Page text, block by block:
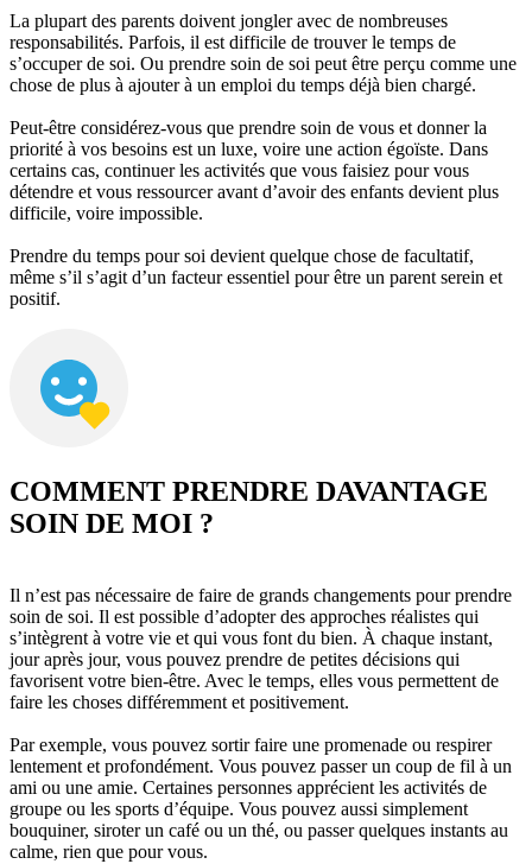
La plupart des parents doivent jongler avec de nombreuses
responsabilités. Parfois, il est difficile de trouver le temps de
s’occuper de soi. Ou prendre soin de soi peut être perçu comme une
chose de plus à ajouter à un emploi du temps déjà bien chargé.
Peut-être considérez-vous que prendre soin de vous et donner la
priorité à vos besoins est un luxe, voire une action égoïste. Dans
certains cas, continuer les activités que vous faisiez pour vous
détendre et vous ressourcer avant d’avoir des enfants devient plus
difficile, voire impossible.
Prendre du temps pour soi devient quelque chose de facultatif,
même s’il s’agit d’un facteur essentiel pour être un parent serein et
positif.
COMMENT PRENDRE DAVANTAGE
SOIN DE MOI ?
Il n’est pas nécessaire de faire de grands changements pour prendre
soin de soi. Il est possible d’adopter des approches réalistes qui
s’intègrent à votre vie et qui vous font du bien. À chaque instant,
jour après jour, vous pouvez prendre de petites décisions qui
favorisent votre bien-être. Avec le temps, elles vous permettent de
faire les choses différemment et positivement.
Par exemple, vous pouvez sortir faire une promenade ou respirer
lentement et profondément. Vous pouvez passer un coup de fil à un
ami ou une amie. Certaines personnes apprécient les activités de
groupe ou les sports d’équipe. Vous pouvez aussi simplement
bouquiner, siroter un café ou un thé, ou passer quelques instants au
calme, rien que pour vous.